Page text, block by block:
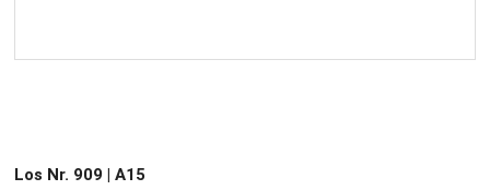
Los Nr. 909 | A15